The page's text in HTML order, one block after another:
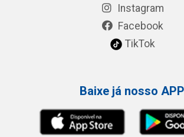
Instagram
Facebook
TikTok
Baixe já nosso APP